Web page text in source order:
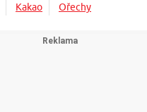
Kakao Ořechy